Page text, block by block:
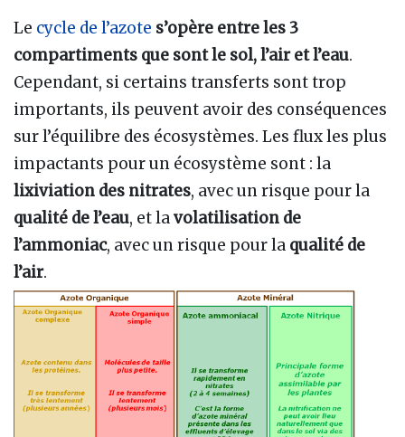
Le cycle de l’azote s’opère entre les 3
compartiments que sont le sol, l’air et l’eau.
Cependant, si certains transferts sont trop
importants, ils peuvent avoir des conséquences
sur l’équilibre des écosystèmes. Les flux les plus
impactants pour un écosystème sont : la
lixiviation des nitrates, avec un risque pour la
qualité de l’eau, et lavolatilisation de
l’ammoniac, avec un risque pour la qualité de
l’air.